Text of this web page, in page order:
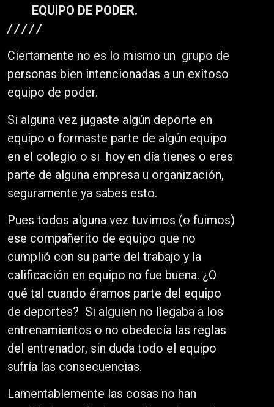
EQUIPO DE PODER.
/ / / / /
Ciertamente no es lo mismo un grupo de
personas bien intencionadas a un exitoso
equipo de poder.
Si alguna vez jugaste algún deporte en
equipo o formaste parte de algún equipo
en el colegio o si hoy en día tienes o eres
parte de alguna empresa u organización,
seguramente ya sabes esto.
Pues todos alguna vez tuvimos (o fuimos)
ese compañerito de equipo que no
cumplió con su parte del trabajo y la
calificación en equipo no fue buena. ¿O
qué tal cuando éramos parte del equipo
de deportes? Si alguien no llegaba a los
entrenamientos o no obedecía las reglas
del entrenador, sin duda todo el equipo
sufría las consecuencias.
Lamentablemente las cosas no han